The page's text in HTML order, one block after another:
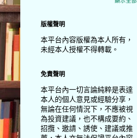
版權聲明
本平台內容版權為本人所有，
未經本人授權不得轉載。
免責聲明
本平台內一切言論純粹是表達
本人的個人意見或經驗分享，
無論在任何情況下，不應被視
為投資建議，也不構成要約、
招攬、邀請、誘使、建議或推